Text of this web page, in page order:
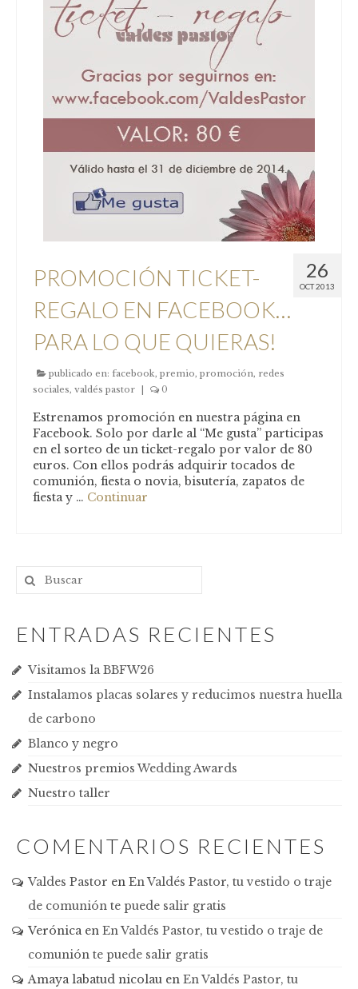
26
OCT 2013
PROMOCIÓN TICKET-
REGALO EN FACEBOOK…
PARA LO QUE QUIERAS!
publicado en: facebook, premio, promoción, redes
sociales, valdés pastor 0
Estrenamos promoción en nuestra página en
Facebook. Solo por darle al “Me gusta” participas
en el sorteo de un ticket-regalo por valor de 80
euros. Con ellos podrás adquirir tocados de
comunión, fiesta o novia, bisutería, zapatos de
fiesta y … Continuar
ENTRADAS RECIENTES
Visitamos la BBFW26
Instalamos placas solares y reducimos nuestra huella
de carbono
Blanco y negro
Nuestros premios Wedding Awards
Nuestro taller
COMENTARIOS RECIENTES
Valdes Pastor en En Valdés Pastor, tu vestido o traje
de comunión te puede salir gratis
Verónicaen En Valdés Pastor, tu vestido o traje de
comunión te puede salir gratis
Amaya labatud nicolau en En Valdés Pastor, tu